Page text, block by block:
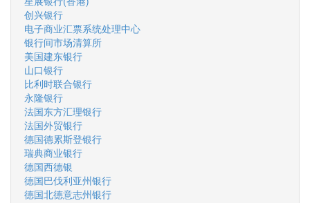
创兴银行
电子商业汇票系统处理中心
银行间市场清算所
美国建东银行
山口银行
比利时联合银行
永隆银行
法国东方汇理银行
法国外贸银行
德国德累斯登银行
瑞典商业银行
德国西德银
德国巴伐利亚州银行
德国北德意志州银行